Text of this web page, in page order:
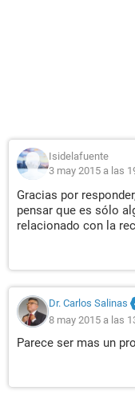
Isidelafuente
3 may 2015 a las
Gracias por
pensar que es sólo
relacionado con la
Dr. Carlos Salinas
8 may 2015 a las
Parece ser mas un